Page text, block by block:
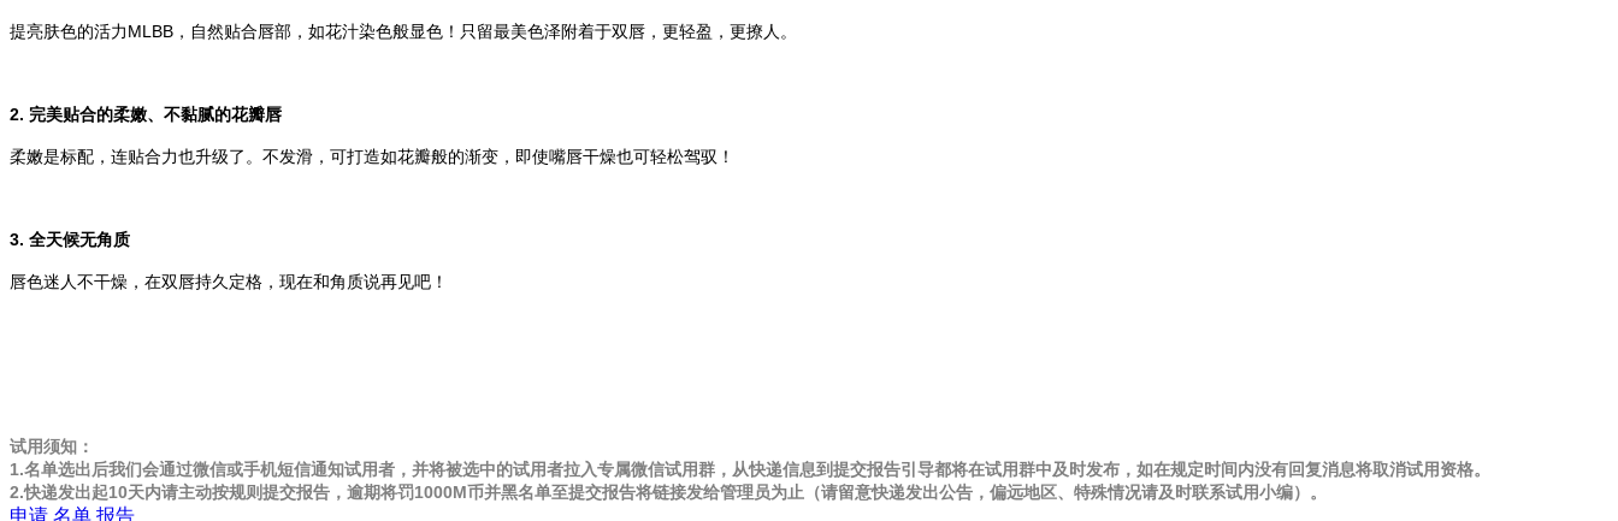
提亮肤色的活力MLBB，自然贴合唇部，如花汁染色般显色！只留最美色泽附着于双唇，更轻盈，更撩人。
2. 完美贴合的柔嫩、不黏腻的花瓣唇
柔嫩是标配，连贴合力也升级了。不发滑，可打造如花瓣般的渐变，即使嘴唇干燥也可轻松驾驭！
3. 全天候无角质
唇色迷人不干燥，在双唇持久定格，现在和角质说再见吧！
试用须知：
1.名单选出后我们会通过微信或手机短信通知试用者，并将被选中的试用者拉入专属微信试用群，从快递信息到提交报告引导都将在试用群中及时发布，如在规定时间内没有回复消息将取消试用资格。
2.快递发出起10天内请主动按规则提交报告，逾期将罚1000M币并黑名单至提交报告将链接发给管理员为止（请留意快递发出公告，偏远地区、特殊情况请及时联系试用小编）。
申请 名单 报告